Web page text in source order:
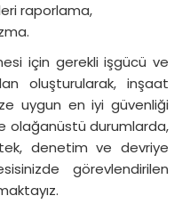
raporlama,
için gerekli işgücü ve
oluşturularak, inşaat
uygun en iyi güvenliği
olağanüstü durumlarda,
denetim ve devriye
görevlendirilen